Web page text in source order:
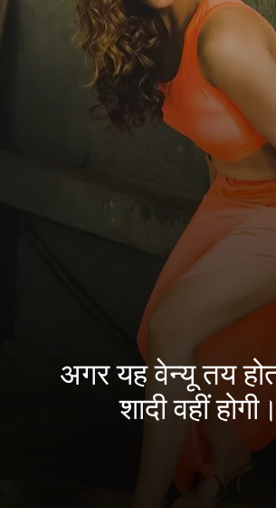
अगर यह वेन्यू तय
शादी वहीं होगी।